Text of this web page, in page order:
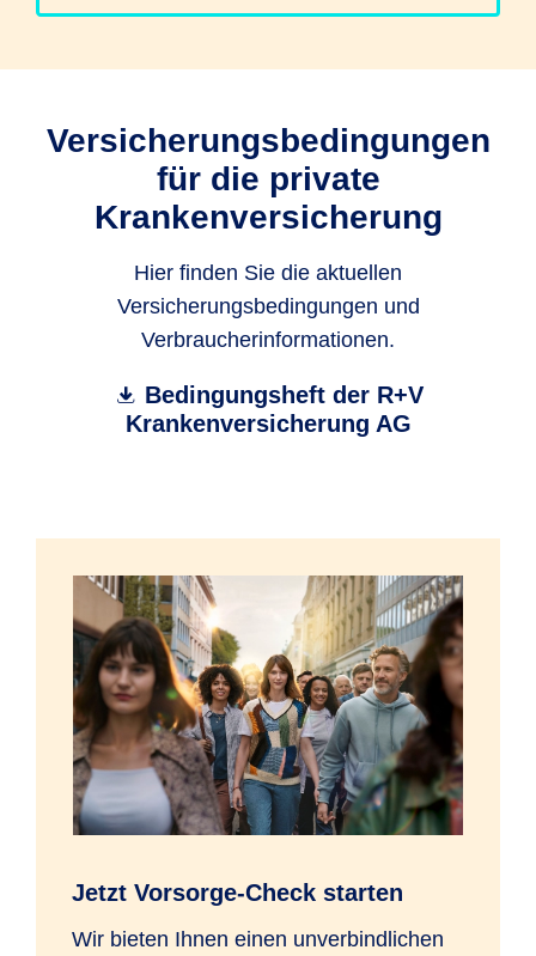
Versicherungs­bedingungen
für die private
Krankenversicherung
Hier finden Sie die aktuellen
Versicherungsbedingungen und
Verbraucherinformationen.
Bedingungsheft der R+V
Krankenversicherung AG
Jetzt Vorsorge-Check starten
Wir bieten Ihnen einen unverbindlichen